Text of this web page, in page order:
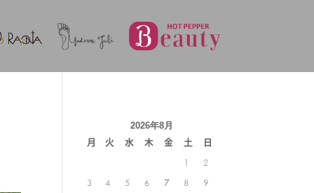
2026年8月
月 火 水 木 金 土
日
1
2
3
4 5 6 7 8
9